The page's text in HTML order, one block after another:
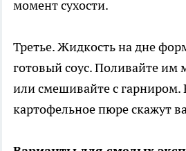
момент сухости.
Третье. Жидкость на дне
готовый соус. Поливайте им
или смешивайте с гарниром.
картофельное пюре скажут